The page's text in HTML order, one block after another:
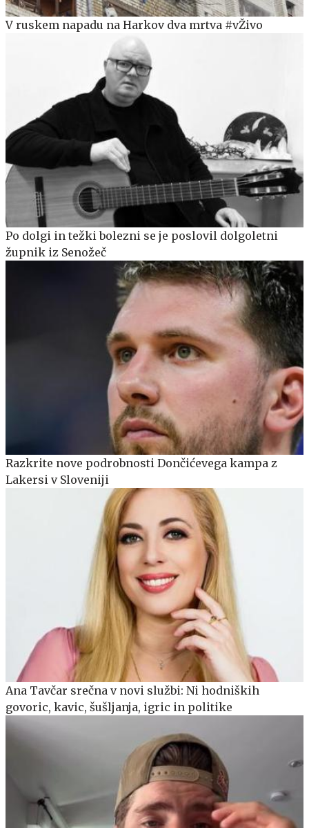
V ruskem napadu na Harkov dva mrtva #vŽivo
Po dolgi in težki bolezni se je poslovil dolgoletni
župnik iz Senožeč
Razkrite nove podrobnosti Dončićevega kampa z
Lakersi v Sloveniji
Ana Tavčar srečna v novi službi: Ni hodniških
govoric, kavic, šušljanja, igric in politike